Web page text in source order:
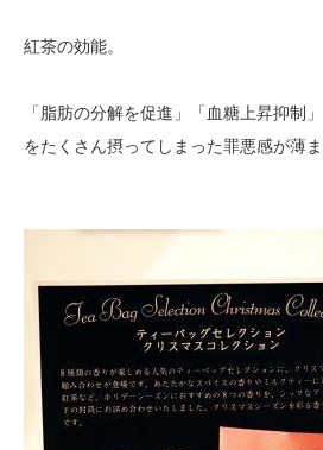
紅茶の効能。
「脂肪の分解を促進」「血糖上昇抑制
をたくさん摂ってしまった罪悪感が薄ま